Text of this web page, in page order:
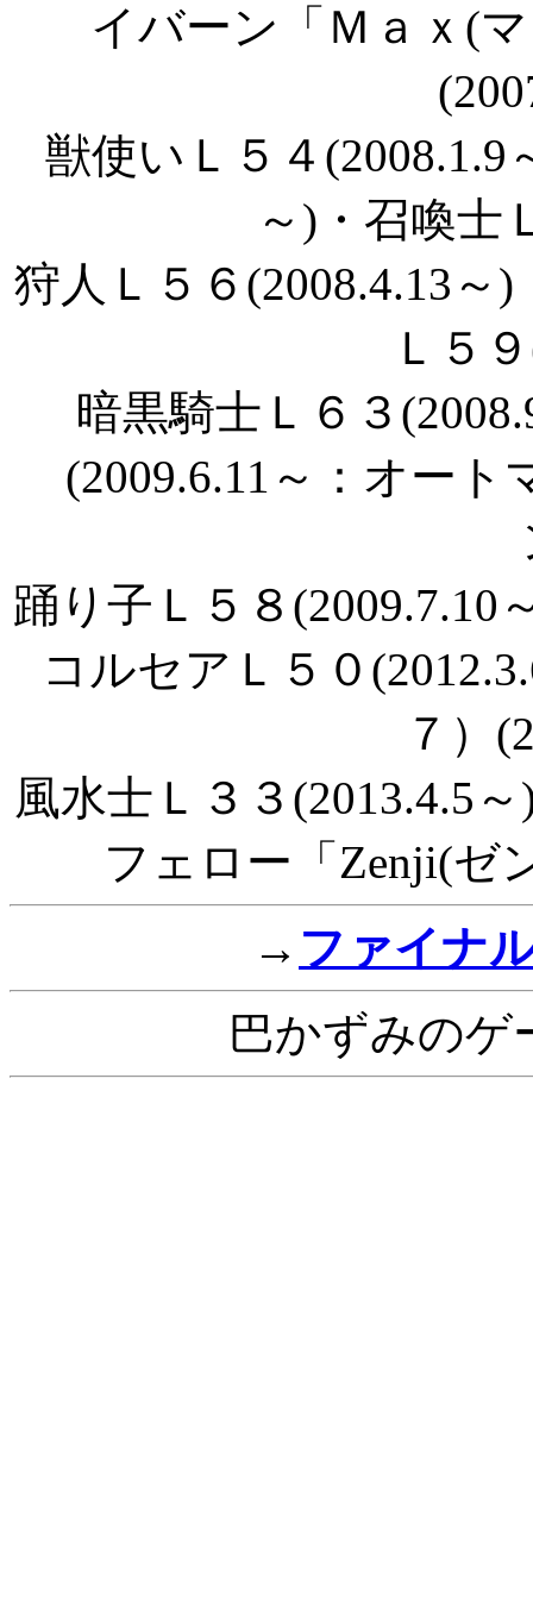
イバーン「Ｍａｘ(
獣使いＬ５４(2008.1.9
～)・召喚士
狩人Ｌ５６(2008.4.13～
Ｌ５
暗黒騎士Ｌ６３
(2009.6.11～：オー
踊り子Ｌ５８(2009.7.10
コルセアＬ５０
７）
風水士Ｌ３３(2013.4.5
フェロー「Zenji(ゼ
→ ファイナ
巴かずみのゲ